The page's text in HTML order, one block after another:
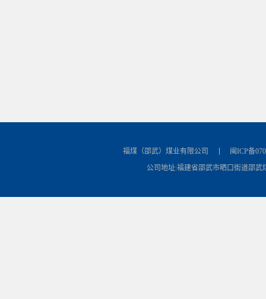
福煤（邵武）煤业有限公司
闽ICP备
公司地址:福建省邵武市晒口街道邵武